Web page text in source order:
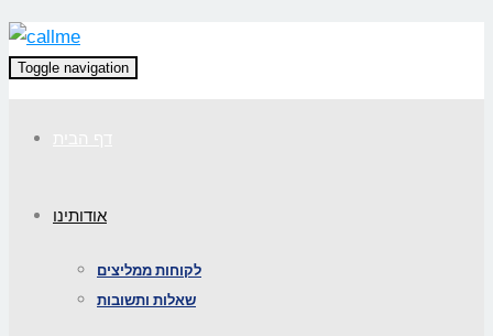
Toggle navigation
אודותינו
לקוחות ממליצים
שאלות ותשובות